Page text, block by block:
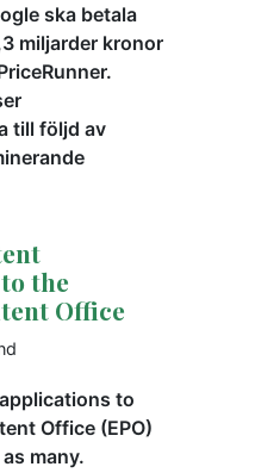
ska betala
miljarder kronor
till följd av
the
Office
to
Office (EPO)
many.